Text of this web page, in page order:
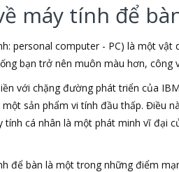
máy tính để
personal computer - PC) là một
bạn trở nên muôn màu hơn,
với chặng đường phát triển của
sản phẩm vi tính đầu thấp. Điều
tính cá nhân là một phát minh vĩ đại
để bàn là một trong những điểm